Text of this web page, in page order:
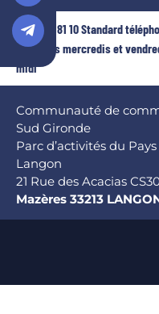
05 56 63 81 10 Standard
fermé les mercredis et
midi
Communauté de
Sud Gironde
Parc d’activités du
Langon
21 Rue des Acacias
Mazères 33213